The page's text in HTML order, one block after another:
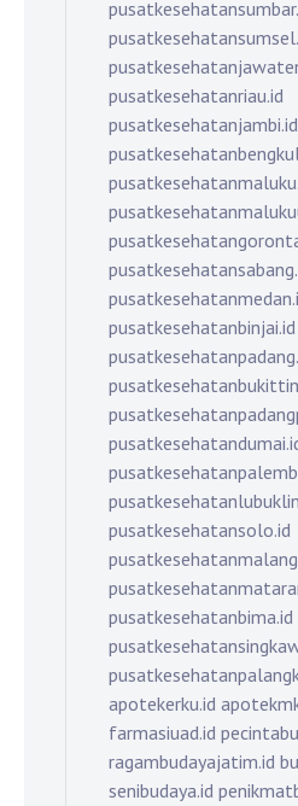
pusatkesehatanriau.id
pusatkesehatanjambi.id
pusatkesehatanbinjai.id
pusatkesehatansolo.id
pusatkesehatanbima.id
apotekerku.id
farmasiuad.id
ragambudayajatim.id
senibudaya.id